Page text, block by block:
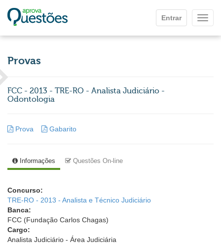
Entrar
Provas
FCC - 2013 - TRE-RO - Analista Judiciário -
Odontologia
Prova Gabarito
Informações Questões On-line
Concurso:
TRE-RO - 2013 - Analista e Técnico Judiciário
Banca:
FCC (Fundação Carlos Chagas)
Cargo:
Analista Judiciário - Área Judiciária